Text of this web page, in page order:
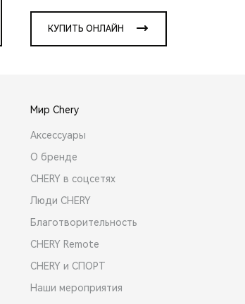
КУПИТЬ ОНЛАЙН
Мир Chery
Аксессуары
О бренде
CHERY в соцсетях
Люди CHERY
Благотворительность
CHERY Remote
CHERY и СПОРТ
Наши мероприятия